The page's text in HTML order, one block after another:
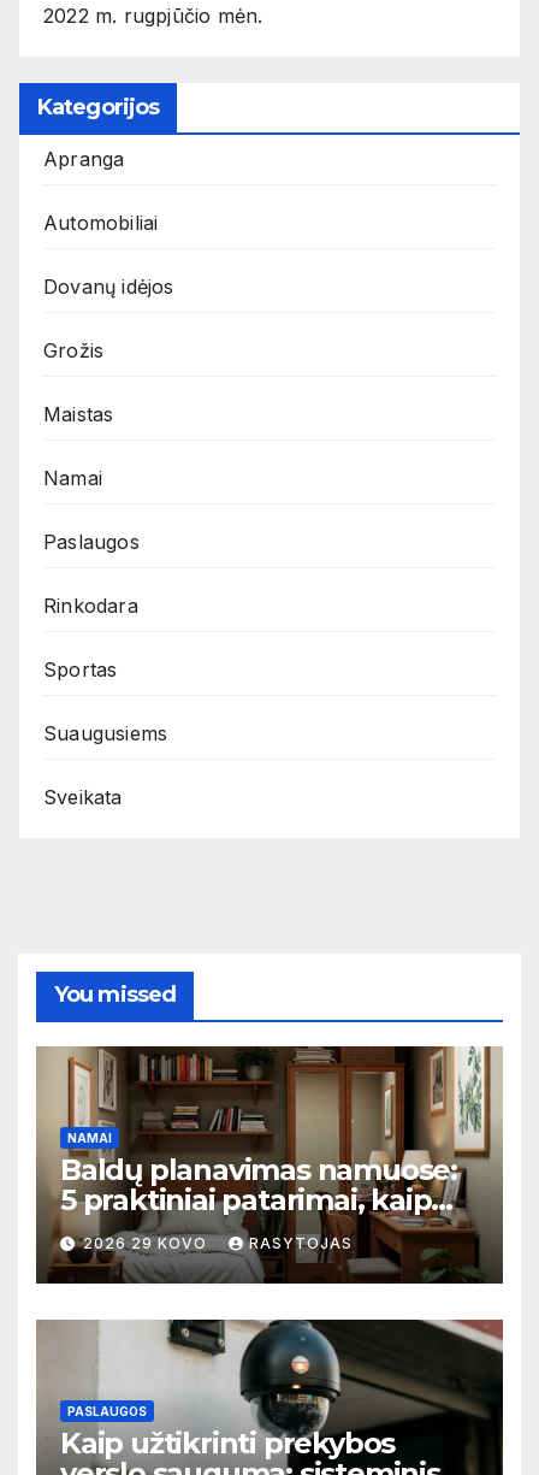
2022 m. rugpjūčio mėn.
Kategorijos
Apranga
Automobiliai
Dovanų idėjos
Grožis
Maistas
Namai
Paslaugos
Rinkodara
Sportas
Suaugusiems
Sveikata
You missed
NAMAI
Baldų planavimas namuose:
5 praktiniai patarimai, kaip
išvengti perpildytų ir tuščių
zonų
2026 29 KOVO RASYTOJAS
PASLAUGOS
Kaip užtikrinti prekybos